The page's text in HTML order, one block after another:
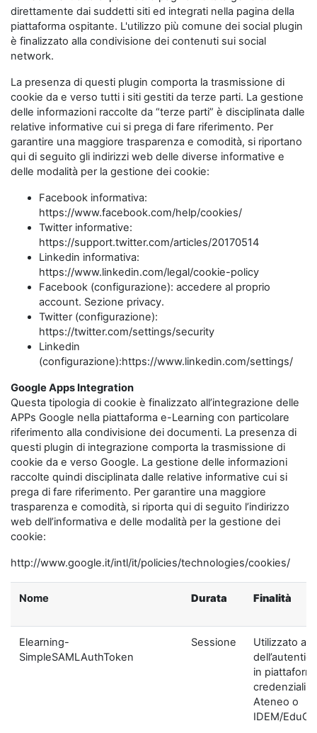
direttamente dai suddetti siti ed integrati nella pagina della
piattaforma ospitante. L'utilizzo più comune dei social plugin
è finalizzato alla condivisione dei contenuti sui social
network.
La presenza di questi plugin comporta la trasmissione di
cookie da e verso tutti i siti gestiti da terze parti. La gestione
delle informazioni raccolte da “terze parti” è disciplinata dalle
relative informative cui si prega di fare riferimento. Per
garantire una maggiore trasparenza e comodità, si riportano
qui di seguito gli indirizzi web delle diverse informative e
delle modalità per la gestione dei cookie:
Facebook informativa:
https://www.facebook.com/help/cookies/
Twitter informative:
https://support.twitter.com/articles/20170514
Linkedin informativa:
https://www.linkedin.com/legal/cookie-policy
Facebook (configurazione): accedere al proprio
account. Sezione privacy.
Twitter (configurazione):
https://twitter.com/settings/security
Linkedin
(configurazione):https://www.linkedin.com/settings/
Google Apps Integration
Questa tipologia di cookie è finalizzato all’integrazione delle
APPs Google nella piattaforma e-Learning con particolare
riferimento alla condivisione dei documenti. La presenza di
questi plugin di integrazione comporta la trasmissione di
cookie da e verso Google. La gestione delle informazioni
raccolte quindi disciplinata dalle relative informative cui si
prega di fare riferimento. Per garantire una maggiore
trasparenza e comodità, si riporta qui di seguito l’indirizzo
web dell’informativa e delle modalità per la gestione dei
cookie:
http://www.google.it/intl/it/policies/technologies/cookies/
Nome Durata Finalità
Elearning-
SimpleSAMLAuthToken
Sessione
Utilizzato ai
in
credenziali di
Ateneo o
IDEM/